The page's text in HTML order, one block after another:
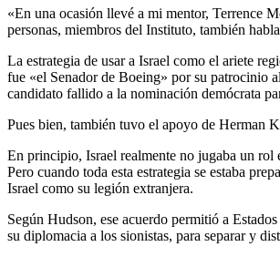
«En una ocasión llevé a mi mentor, Terrence
personas, miembros del Instituto, también
La estrategia de usar a Israel como el ariete
fue «el Senador de Boeing» por su patrocinio
candidato fallido a la nominación demócrata
Pues bien, también tuvo el apoyo de Herman
En principio, Israel realmente no jugaba un rol
Pero cuando toda esta estrategia se estaba
Israel como su legión extranjera.
Según Hudson, ese acuerdo permitió a
su diplomacia a los sionistas, para separar y